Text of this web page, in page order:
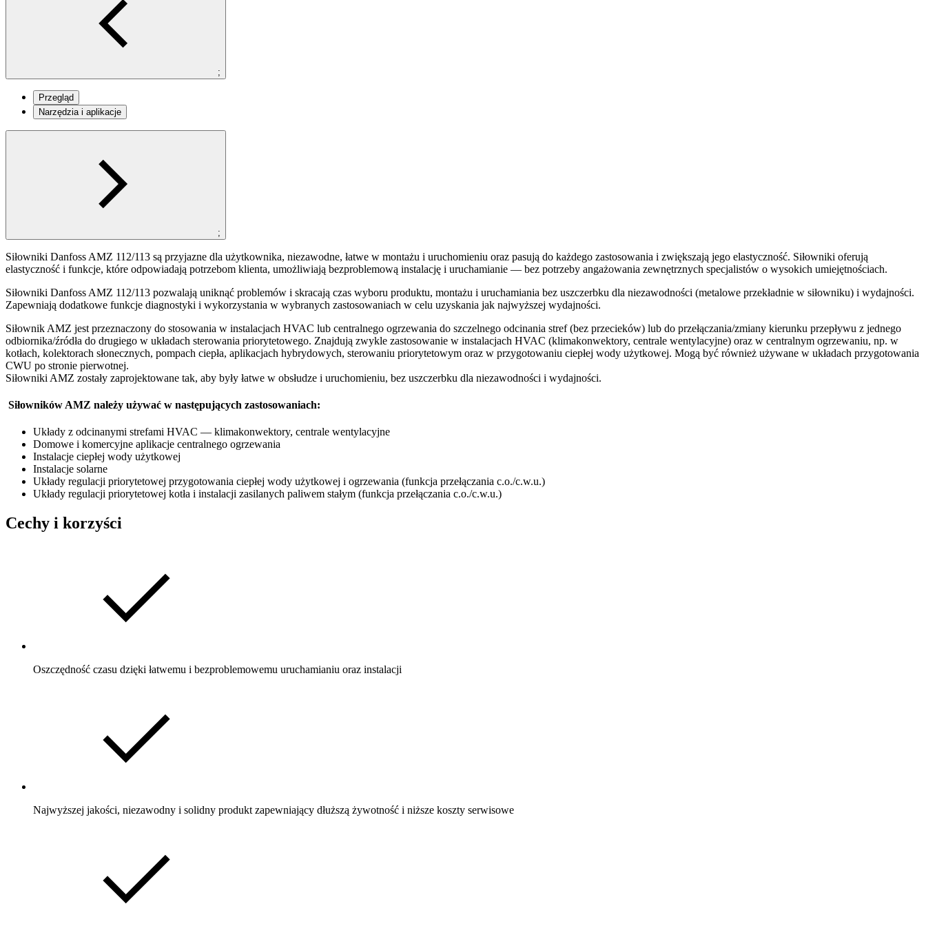
;
Przegląd
Narzędzia i aplikacje
;
Siłowniki Danfoss AMZ 112/113 są przyjazne dla użytkownika, niezawodne, łatwe w montażu i uruchomieniu oraz pasują do każdego zastosowania i zwiększają jego elastyczność. Siłowniki oferują
elastyczność i funkcje, które odpowiadają potrzebom klienta, umożliwiają bezproblemową instalację i uruchamianie — bez potrzeby angażowania zewnętrznych specjalistów o wysokich umiejętnościach.
Siłowniki Danfoss AMZ 112/113 pozwalają uniknąć problemów i skracają czas wyboru produktu, montażu i uruchamiania bez uszczerbku dla niezawodności (metalowe przekładnie w siłowniku) i wydajności.
Zapewniają dodatkowe funkcje diagnostyki i wykorzystania w wybranych zastosowaniach w celu uzyskania jak najwyższej wydajności.
Siłownik AMZ jest przeznaczony do stosowania w instalacjach HVAC lub centralnego ogrzewania do szczelnego odcinania stref (bez przecieków) lub do przełączania/zmiany kierunku przepływu z jednego
odbiornika/źródła do drugiego w układach sterowania priorytetowego. Znajdują zwykle zastosowanie w instalacjach HVAC (klimakonwektory, centrale wentylacyjne) oraz w centralnym ogrzewaniu, np. w
kotłach, kolektorach słonecznych, pompach ciepła, aplikacjach hybrydowych, sterowaniu priorytetowym oraz w przygotowaniu ciepłej wody użytkowej. Mogą być również używane w układach przygotowania
CWU po stronie pierwotnej.
Siłowniki AMZ zostały zaprojektowane tak, aby były łatwe w obsłudze i uruchomieniu, bez uszczerbku dla niezawodności i wydajności.
Siłowników AMZ należy używać w następujących zastosowaniach:
Układy z odcinanymi strefami HVAC — klimakonwektory, centrale wentylacyjne
Domowe i komercyjne aplikacje centralnego ogrzewania
Instalacje ciepłej wody użytkowej
Instalacje solarne
Układy regulacji priorytetowej przygotowania ciepłej wody użytkowej i ogrzewania (funkcja przełączania c.o./c.w.u.)
Układy regulacji priorytetowej kotła i instalacji zasilanych paliwem stałym (funkcja przełączania c.o./c.w.u.)
Cechy i korzyści
Oszczędność czasu dzięki łatwemu i bezproblemowemu uruchamianiu oraz instalacji
Najwyższej jakości, niezawodny i solidny produkt zapewniający dłuższą żywotność i niższe koszty serwisowe